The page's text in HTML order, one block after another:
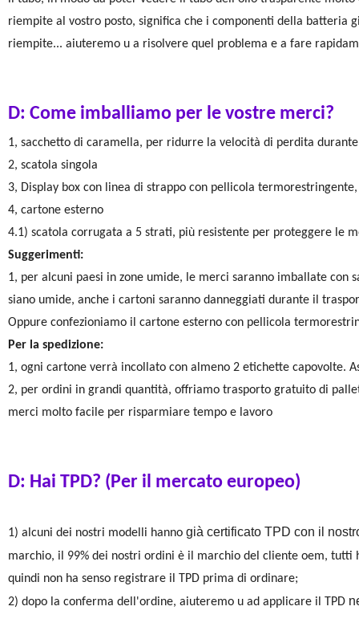
riempite al vostro posto, significa che i componenti della batteria
riempite... aiuteremo u a risolvere quel problema e a fare
D: Come imballiamo per le vostre merci?
1, sacchetto di caramella, per ridurre la velocità di perdita
2, scatola singola
3, Display box con linea di strappo con pellicola
4, cartone esterno
4.1) scatola corrugata a 5 strati, più resistente per proteggere le
Suggerimenti:
1, per alcuni paesi in zone umide, le merci saranno imballate con
siano umide, anche i cartoni saranno danneggiati durante il
Oppure confezioniamo il cartone esterno con pellicola
Per la spedizione:
1, ogni cartone verrà incollato con almeno 2 etichette capovolte.
2, per ordini in grandi quantità, offriamo trasporto gratuito di
merci molto facile per risparmiare tempo e lavoro
D: Hai TPD? (Per il mercato europeo)
1) alcuni dei nostri modelli hannogià certificato TPD con il
marchio, il 99% dei nostri ordini è il marchio del cliente oem, tutti
quindi non ha senso registrare il TPD prima di ordinare;
2) dopo la conferma dell'ordine, aiuteremo u ad applicare il TPD